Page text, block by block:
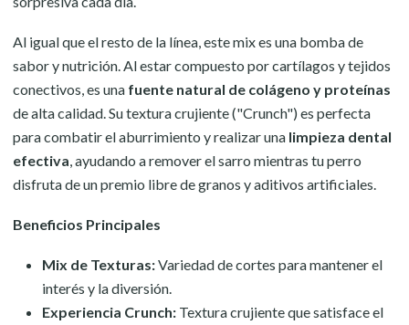
Al igual que el resto de la línea, este mix es una bomba de
sabor y nutrición. Al estar compuesto por cartílagos y tejidos
conectivos, es una fuente natural de colágeno y proteínas
de alta calidad. Su textura crujiente ("Crunch") es perfecta
para combatir el aburrimiento y realizar una limpieza dental
efectiva, ayudando a remover el sarro mientras tu perro
disfruta de un premio libre de granos y aditivos artificiales.
Beneficios Principales
Mix de Texturas:Variedad de cortes para mantener el
interés y la diversión.
Experiencia Crunch:Textura crujiente que satisface el